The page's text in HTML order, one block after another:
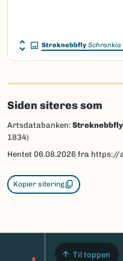
Streknebbfly Schrankia
Siden siteres som
Artsdatabanken: Streknebbfly
1834)
Hentet 06.08.2026 fra https://
Kopier sitering
Til toppen